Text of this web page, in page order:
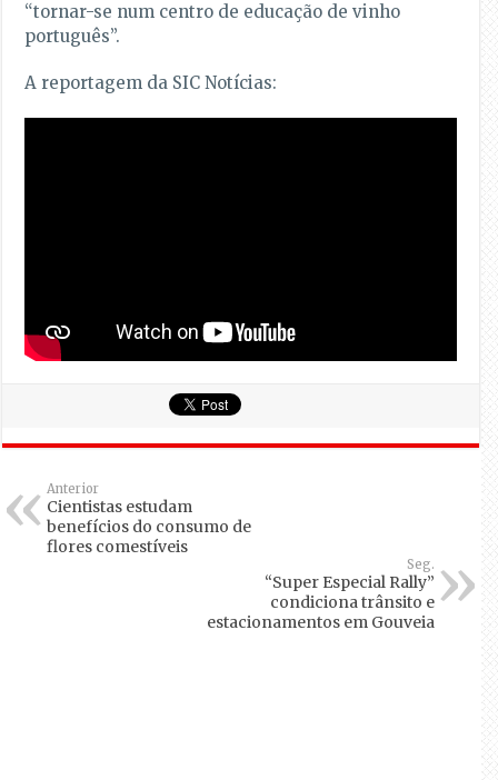
“tornar-se num centro de educação de vinho
português”.
A reportagem da SIC Notícias:
Anterior
Cientistas estudam
benefícios do consumo de
flores comestíveis
Seg.
“Super Especial Rally”
condiciona trânsito e
estacionamentos em Gouveia